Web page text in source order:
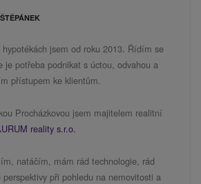
jsem od roku 2013. Řídím se
je potřeba podnikat s úctou, odvahou a
přístupem ke klientům.
Procházkovou jsem majitelem realitní
reality s.r.o.
natáčím, mám rád technologie, rád
perspektivy při pohledu na nemovitosti a